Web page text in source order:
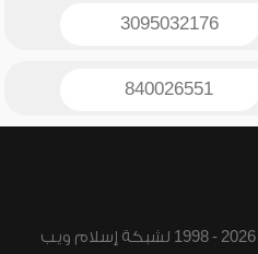
3095032176
840026551